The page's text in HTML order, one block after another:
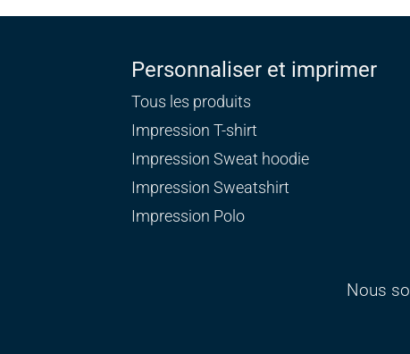
Personnaliser et imprimer
Tous les produits
Impression T-shirt
Impression Sweat hoodie
Impression Sweatshirt
Impression Polo
Nous